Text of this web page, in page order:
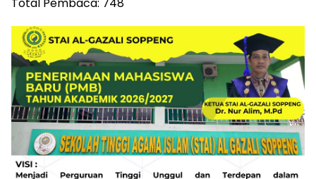
Total Pembaca: 748